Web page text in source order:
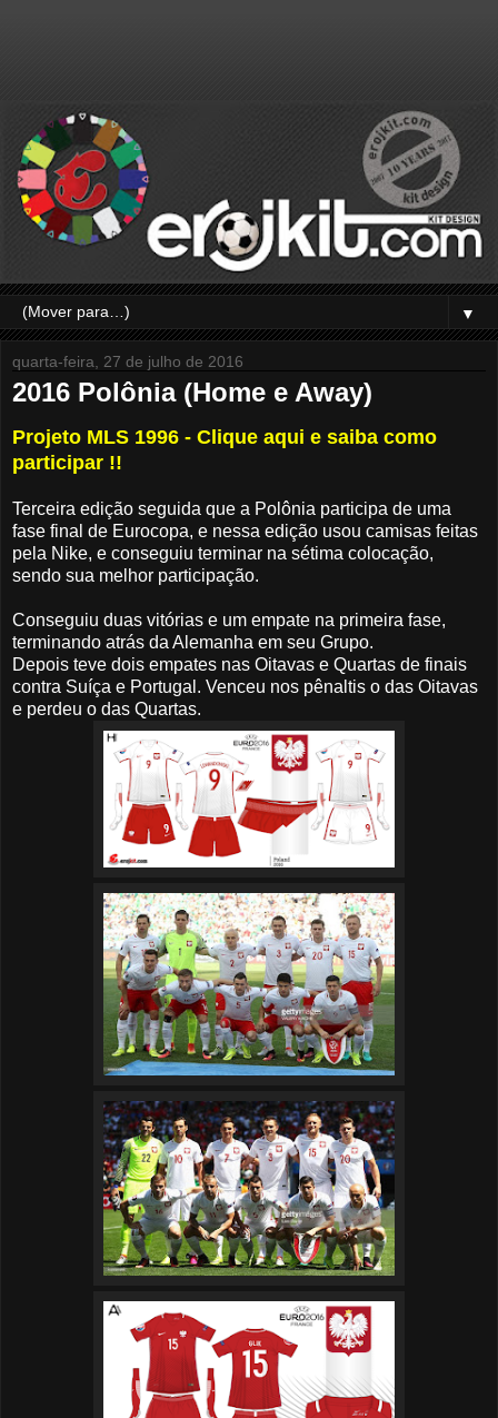
▼
quarta-feira, 27 de julho de 2016
2016 Polônia (Home e Away)
Projeto MLS 1996 - Clique aqui e saiba como
participar !!
Terceira edição seguida que a Polônia participa de uma
fase final de Eurocopa, e nessa edição usou camisas feitas
pela Nike, e conseguiu terminar na sétima colocação,
sendo sua melhor participação.
Conseguiu duas vitórias e um empate na primeira fase,
terminando atrás da Alemanha em seu Grupo.
Depois teve dois empates nas Oitavas e Quartas de finais
contra Suíça e Portugal. Venceu nos pênaltis o das Oitavas
e perdeu o das Quartas.